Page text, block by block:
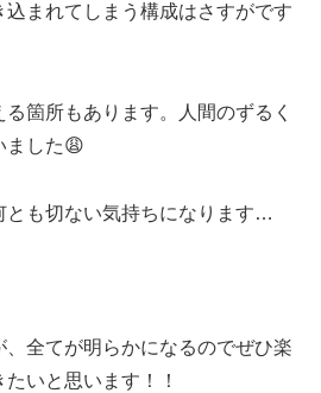
まれてしまう構成はさすがです
箇所もあります。人間のずるく
ました😩
とも切ない気持ちになります…
全てが明らかになるのでぜひ楽
いと思います！！